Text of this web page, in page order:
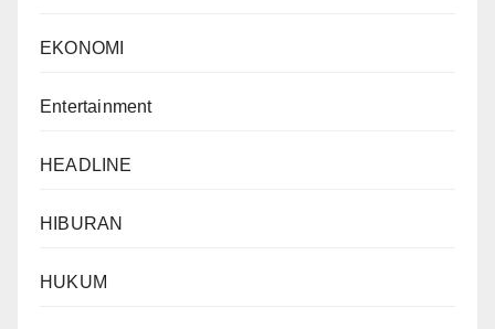
EKONOMI
Entertainment
HEADLINE
HIBURAN
HUKUM